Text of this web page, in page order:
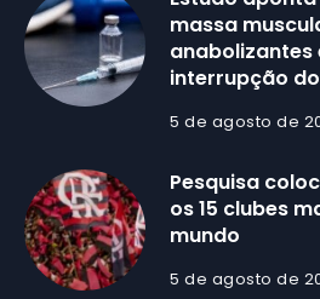
massa
anabolizantes
interrupção
5 de agosto de
Pesquisa
os 15 clubes
mundo
5 de agosto de